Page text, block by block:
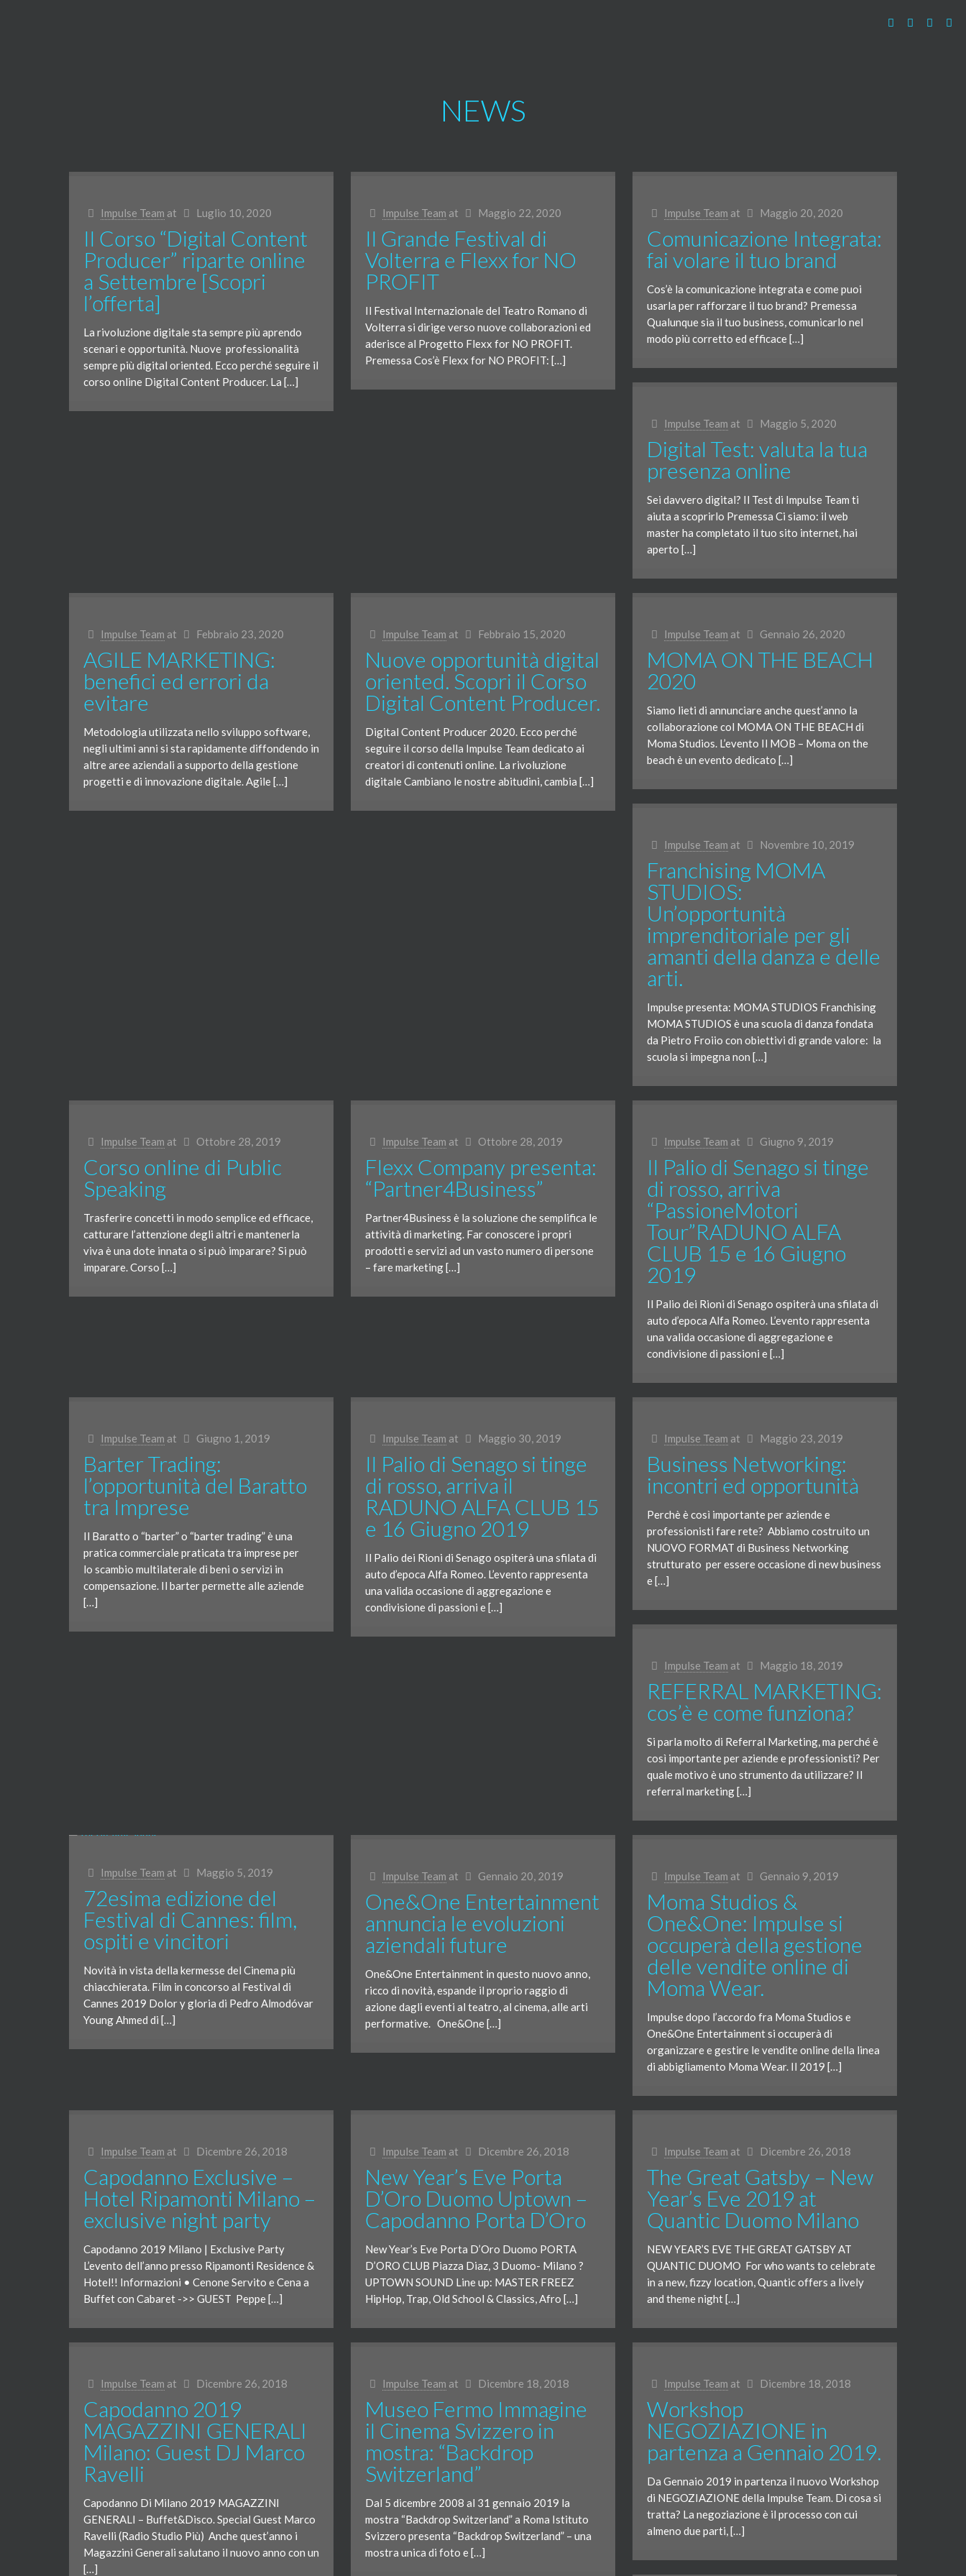
NEWS
Impulse Team at Luglio 10, 2020
Il Corso “Digital Content
Producer” riparte online
a Settembre [Scopri
l’offerta]
La rivoluzione digitale sta sempre più aprendo
scenari e opportunità. Nuove professionalità
sempre più digital oriented. Ecco perché seguire il
corso online Digital Content Producer. La […]
Impulse Team at Maggio 22, 2020
Il Grande Festival di
Volterra e Flexx for NO
PROFIT
Il Festival Internazionale del Teatro Romano di
Volterra si dirige verso nuove collaborazioni ed
aderisce al Progetto Flexx for NO PROFIT.
Premessa Cos’è Flexx for NO PROFIT: […]
Impulse Team at Maggio 20, 2020
Comunicazione Integrata:
fai volare il tuo brand
Cos’è la comunicazione integrata e come puoi
usarla per rafforzare il tuo brand? Premessa
Qualunque sia il tuo business, comunicarlo nel
modo più corretto ed efficace […]
Impulse Team at Maggio 5, 2020
Digital Test: valuta la tua
presenza online
Sei davvero digital? Il Test di Impulse Team ti
aiuta a scoprirlo Premessa Ci siamo: il web
master ha completato il tuo sito internet, hai
aperto […]
Impulse Team at Febbraio 23, 2020
AGILE MARKETING:
benefici ed errori da
evitare
Metodologia utilizzata nello sviluppo software,
negli ultimi anni si sta rapidamente diffondendo in
altre aree aziendali a supporto della gestione
progetti e di innovazione digitale. Agile […]
Impulse Team at Febbraio 15, 2020
Nuove opportunità digital
oriented. Scopri il Corso
Digital Content Producer.
Digital Content Producer 2020. Ecco perché
seguire il corso della Impulse Team dedicato ai
creatori di contenuti online. La rivoluzione
digitale Cambiano le nostre abitudini, cambia […]
Impulse Team at Gennaio 26, 2020
MOMA ON THE BEACH
2020
Siamo lieti di annunciare anche quest’anno la
collaborazione col MOMA ON THE BEACH di
Moma Studios. L’evento Il MOB – Moma on the
beach è un evento dedicato […]
Impulse Team at Novembre 10, 2019
Franchising MOMA
STUDIOS:
Un’opportunità
imprenditoriale per gli
amanti della danza e delle
arti.
Impulse presenta: MOMA STUDIOS Franchising
MOMA STUDIOS è una scuola di danza fondata
da Pietro Froiio con obiettivi di grande valore: la
scuola si impegna non […]
Impulse Team at Ottobre 28, 2019
Corso online di Public
Speaking
Trasferire concetti in modo semplice ed efficace,
catturare l’attenzione degli altri e mantenerla
viva è una dote innata o si può imparare? Si può
imparare. Corso […]
Impulse Team at Ottobre 28, 2019
Flexx Company presenta:
“Partner4Business”
Partner4Business è la soluzione che semplifica le
attività di marketing. Far conoscere i propri
prodotti e servizi ad un vasto numero di persone
– fare marketing […]
Impulse Team at Giugno 9, 2019
Il Palio di Senago si tinge
di rosso, arriva
“PassioneMotori
Tour”RADUNO ALFA
CLUB 15 e 16 Giugno
2019
Il Palio dei Rioni di Senago ospiterà una sfilata di
auto d’epoca Alfa Romeo. L’evento rappresenta
una valida occasione di aggregazione e
condivisione di passioni e […]
Impulse Team at Giugno 1, 2019
Barter Trading:
l’opportunità del Baratto
tra Imprese
Il Baratto o “barter” o “barter trading” è una
pratica commerciale praticata tra imprese per
lo scambio multilaterale di beni o servizi in
compensazione. Il barter permette alle aziende
[…]
Impulse Team at Maggio 30, 2019
Il Palio di Senago si tinge
di rosso, arriva il
RADUNO ALFA CLUB 15
e 16 Giugno 2019
Il Palio dei Rioni di Senago ospiterà una sfilata di
auto d’epoca Alfa Romeo. L’evento rappresenta
una valida occasione di aggregazione e
condivisione di passioni e […]
Impulse Team at Maggio 23, 2019
Business Networking:
incontri ed opportunità
Perchè è così importante per aziende e
professionisti fare rete? Abbiamo costruito un
NUOVO FORMAT di Business Networking
strutturato per essere occasione di new business
e […]
Impulse Team at Maggio 18, 2019
REFERRAL MARKETING:
cos’è e come funziona?
Si parla molto di Referral Marketing, ma perché è
così importante per aziende e professionisti? Per
quale motivo è uno strumento da utilizzare? Il
referral marketing […]
Impulse Team at Maggio 5, 2019
72esima edizione del
Festival di Cannes: film,
ospiti e vincitori
Novità in vista della kermesse del Cinema più
chiacchierata. Film in concorso al Festival di
Cannes 2019 Dolor y gloria di Pedro Almodóvar
Young Ahmed di […]
Impulse Team at Gennaio 20, 2019
One&One Entertainment
annuncia le evoluzioni
aziendali future
One&One Entertainment in questo nuovo anno,
ricco di novità, espande il proprio raggio di
azione dagli eventi al teatro, al cinema, alle arti
performative. One&One […]
Impulse Team at Gennaio 9, 2019
Moma Studios &
One&One: Impulse si
occuperà della gestione
delle vendite online di
Moma Wear.
Impulse dopo l’accordo fra Moma Studios e
One&One Entertainment si occuperà di
organizzare e gestire le vendite online della linea
di abbigliamento Moma Wear. Il 2019 […]
Impulse Team at Dicembre 26, 2018
Capodanno Exclusive –
Hotel Ripamonti Milano –
exclusive night party
Capodanno 2019 Milano | Exclusive Party
L’evento dell’anno presso Ripamonti Residence &
Hotel!! Informazioni • Cenone Servito e Cena a
Buffet con Cabaret ->> GUEST Peppe […]
Impulse Team at Dicembre 26, 2018
New Year’s Eve Porta
D’Oro Duomo Uptown –
Capodanno Porta D’Oro
New Year’s Eve Porta D’Oro Duomo PORTA
D’ORO CLUB Piazza Diaz, 3 Duomo- Milano ?
UPTOWN SOUND Line up: MASTER FREEZ
HipHop, Trap, Old School & Classics, Afro […]
Impulse Team at Dicembre 26, 2018
The Great Gatsby – New
Year’s Eve 2019 at
Quantic Duomo Milano
NEW YEAR’S EVE THE GREAT GATSBY AT
QUANTIC DUOMO For who wants to celebrate
in a new, fizzy location, Quantic offers a lively
and theme night […]
Impulse Team at Dicembre 26, 2018
Capodanno 2019
MAGAZZINI GENERALI
Milano: Guest DJ Marco
Ravelli
Capodanno Di Milano 2019 MAGAZZINI
GENERALI – Buffet&Disco. Special Guest Marco
Ravelli (Radio Studio Più) Anche quest’anno i
Magazzini Generali salutano il nuovo anno con un
[…]
Impulse Team at Dicembre 18, 2018
Museo Fermo Immagine
il Cinema Svizzero in
mostra: “Backdrop
Switzerland”
Dal 5 dicembre 2008 al 31 gennaio 2019 la
mostra “Backdrop Switzerland” a Roma Istituto
Svizzero presenta “Backdrop Switzerland” – una
mostra unica di foto e […]
Impulse Team at Dicembre 18, 2018
Workshop
NEGOZIAZIONE in
partenza a Gennaio 2019.
Da Gennaio 2019 in partenza il nuovo Workshop
di NEGOZIAZIONE della Impulse Team. Di cosa si
tratta? La negoziazione è il processo con cui
almeno due parti, […]